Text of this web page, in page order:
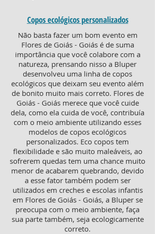
Copos ecológicos personalizados
Não basta fazer um bom evento em
Flores de Goiás - Goiás é de suma
importância que você colabore com a
natureza, prensando nisso a Bluper
desenvolveu uma linha de copos
ecológicos que deixam seu evento além
de bonito muito mais correto. Flores de
Goiás - Goiás merece que você cuide
dela, como ela cuida de você, contribuía
com o meio ambiente utilizando esses
modelos de copos ecológicos
personalizados. Eco copos tem
flexibilidade e são muito maleáveis, ao
sofrerem quedas tem uma chance muito
menor de acabarem quebrando, devido
a esse fator também podem ser
utilizados em creches e escolas infantis
em Flores de Goiás - Goiás, a Bluper se
preocupa com o meio ambiente, faça
sua parte também, seja ecologicamente
correto.